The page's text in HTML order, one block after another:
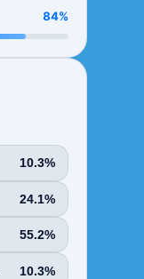
84%
10.3%
24.1%
55.2%
10.3%